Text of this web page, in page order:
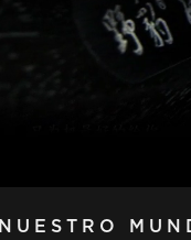
NUESTRO